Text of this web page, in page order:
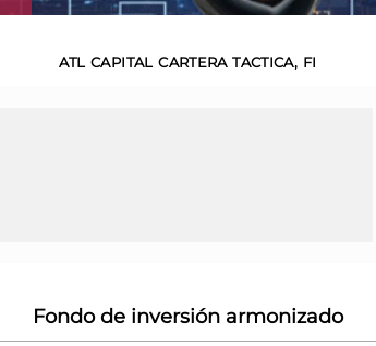
ATL CAPITAL CARTERA TACTICA, FI
Fondo de inversión armonizado